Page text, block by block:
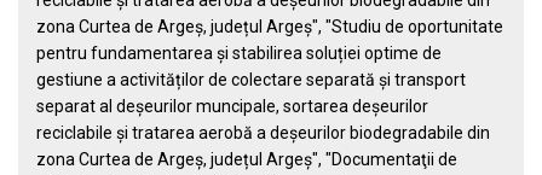
zona Curtea de Argeș, județul Argeș", "Studiu de oportunitate
pentru fundamentarea și stabilirea soluției optime de
gestiune a activităților de colectare separată și transport
separat al deșeurilor muncipale, sortarea deșeurilor
reciclabile și tratarea aerobă a deșeurilor biodegradabile din
zona Curtea de Argeș, județul Argeș", "Documentaţii de